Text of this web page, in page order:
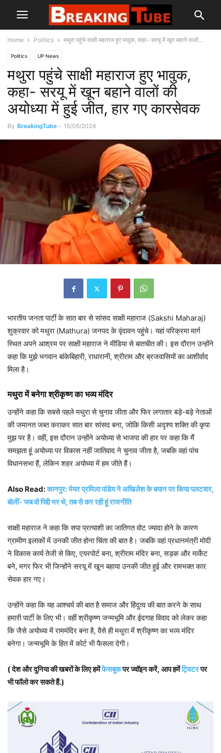
Home Politics मथुरा पहुंचे साक्षी महाराज हुए भावुक, कहा- सरयू में खून बहाने वालों...
Politics UP News
मथुरा पहुंचे साक्षी महाराज हुए भावुक,
कहा- सरयू में खून बहाने वालों की
अयोध्या में हुई जीत, हार गए कारसेवक
By BreakingTube - 15/06/2024
भारतीय जनता पार्टी के सात बार से सांसद साक्षी महाराज (Sakshi Maharaj)
शुक्रवार को मथुरा (Mathura) जनपद के वृंदावन पहुंचे। यहां परिक्रमा मार्ग
स्थित अपने आश्रम पर साक्षी महाराज ने मीडिया से बातचीत की। इस दौरान उन्होंने
कहा कि मुझे भगवान बांकेबिहारी, राधारानी, श्रीराम और ब्रजवासियों का आशीर्वाद
मिला है।
मथुरा में बनेगा श्रीकृष्ण का भव्य मंदिर
उन्होंने कहा कि सबसे पहले मथुरा से चुनाव जीता और फिर लगातार बड़े-बड़े नेताओं
की जमानत जब्त कराकर सात बार सांसद बना, जोकि किसी अदृश्य शक्ति की कृपा
मुझ पर है। वहीं, इस दौरान उन्होंने अयोध्या से भाजपा की हार पर कहा कि मैं
समझता हूं अयोध्या पर विकास नहीं जातिवाद ने चुनाव जीता है, जबकि वहां पांच
विधानसभा हैं, लेकिन शहर अयोध्या में हम जीते हैं।
Also Read:कानपुर: मेयर प्रमिला पांडेय ने अखिलेश के बयान पर किया पलटवार,
बोलीं- जब वो पिद्दी भर थे, तब से कर रही हूं राजनीति
साक्षी महाराज ने कहा कि सपा प्रत्याशी का जातिगत वोट ज्यादा होने के कारण
ग्रामीण इलाकों में उनकी जीत होना चिंता की बात है। जबकि वहां प्रधानमंत्री मोदी
ने विकास कार्य तेजी से किए, एयरपोर्ट बना, श्रीराम मंदिर बना, सड़क और मार्केट
बने, मगर फिर भी जिन्होंने सरयू में खून बहाया उनकी जीत हुई और रामभक्त कार
सेवक हार गए।
उन्होंने कहा कि यह आश्चर्य की बात है समाज और हिंदुत्व की बात करने के साथ
हमारी पार्टी के लिए भी। वहीं श्रीकृष्ण जन्मभूमि और ईदगाह विवाद को लेकर कहा
कि जैसे अयोध्या में राममंदिर बना है, वैसे ही मथुरा में श्रीकृष्ण का भव्य मंदिर
बनेगा। जन्मभूमि के हित में कोर्ट भी फैसला देगी।
( देश और दुनिया की खबरों के लिए हमेंफेसबुकपर ज्वॉइन करें, आप हमेंट्विटरपर
भी फॉलो कर सकते हैं.)